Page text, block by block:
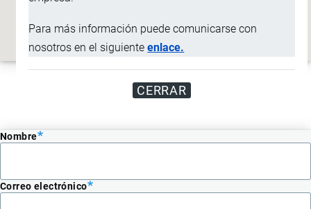
Para más información puede comunicarse con
nosotros en el siguienteenlace.
CERRAR
Enviar mensaje
Nombre
Correo electrónico